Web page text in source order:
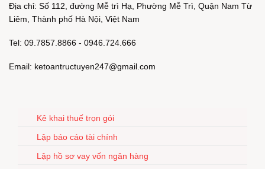
Địa chỉ: Số 112, đường Mễ trì Hạ, Phường Mễ Trì, Quận Nam Từ
Liêm, Thành phố Hà Nội, Việt Nam
Tel: 09.7857.8866 - 0946.724.666
Email: ketoantructuyen247@gmail.com
Kê khai thuế trọn gói
Lập báo cáo tài chính
Lập hồ sơ vay vốn ngân hàng